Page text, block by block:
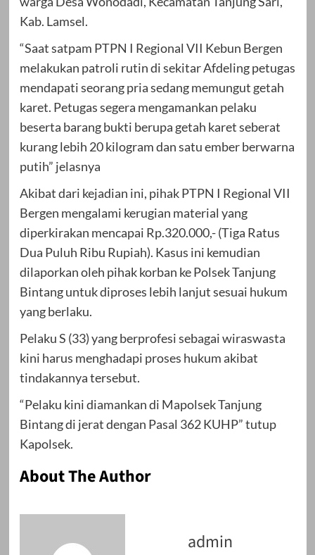
Kab. Lamsel.
“Saat satpam PTPN I Regional VII Kebun Bergen
melakukan patroli rutin di sekitar Afdeling petugas
mendapati seorang pria sedang memungut getah
karet. Petugas segera mengamankan pelaku
beserta barang bukti berupa getah karet seberat
kurang lebih 20 kilogram dan satu ember berwarna
putih” jelasnya
Akibat dari kejadian ini, pihak PTPN I Regional VII
Bergen mengalami kerugian material yang
diperkirakan mencapai Rp.320.000,- (Tiga Ratus
Dua Puluh Ribu Rupiah). Kasus ini kemudian
dilaporkan oleh pihak korban ke Polsek Tanjung
Bintang untuk diproses lebih lanjut sesuai hukum
yang berlaku.
Pelaku S (33) yang berprofesi sebagai wiraswasta
kini harus menghadapi proses hukum akibat
tindakannya tersebut.
“Pelaku kini diamankan di Mapolsek Tanjung
Bintang di jerat dengan Pasal 362 KUHP” tutup
Kapolsek.
About The Author
admin